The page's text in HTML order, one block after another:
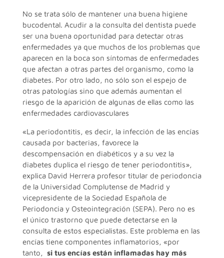
No se trata sólo de mantener una buena higiene
bucodental. Acudir a la consulta del dentista puede
ser una buena oportunidad para detectar otras
enfermedades ya que muchos de los problemas que
aparecen en la boca son síntomas de enfermedades
que afectan a otras partes del organismo, como la
diabetes. Por otro lado, no sólo son el espejo de
otras patologías sino que además aumentan el
riesgo de la aparición de algunas de ellas como las
enfermedades cardiovasculares
«La periodontitis, es decir, la infección de las encías
causada por bacterias, favorece la
descompensación en diabéticos y a su vez la
diabetes duplica el riesgo de tener periodontitis»,
explica David Herrera profesor titular de periodoncia
de la Universidad Complutense de Madrid y
vicepresidente de la Sociedad Española de
Periodoncia y Osteointegración (SEPA). Pero no es
el único trastorno que puede detectarse en la
consulta de estos especialistas. Este problema en las
encías tiene componentes inflamatorios, «por
tanto, si tus encías están inflamadas hay más